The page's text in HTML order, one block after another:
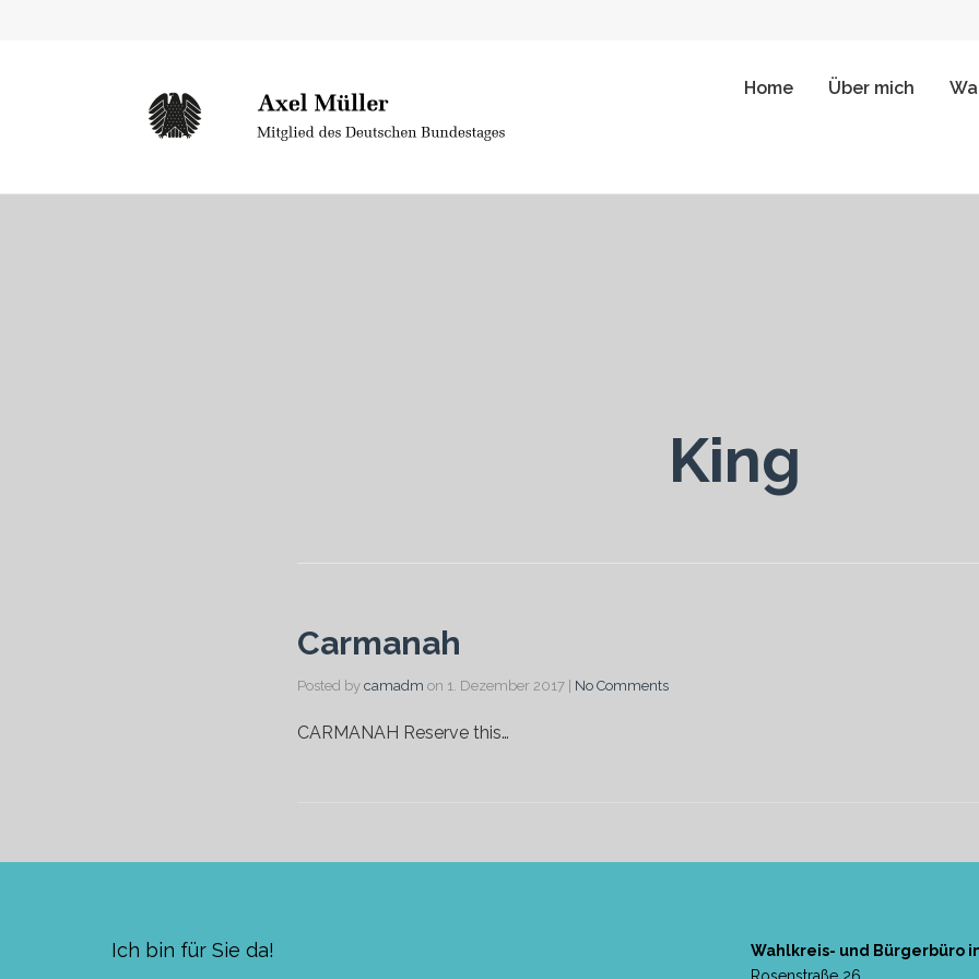
Home Über mich
King
Carmanah
Posted by camadm on 1. Dezember 2017 No Comments
CARMANAH Reserve this…
Ich bin für Sie da!
Wahlkreis- und Bürgerbüro